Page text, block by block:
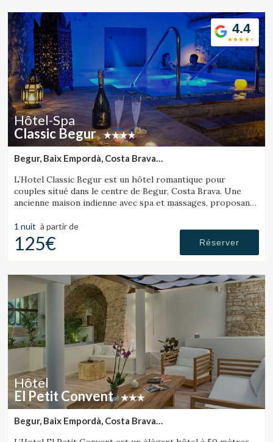
4.4
Hôtel-Spa
Classic Begur
Begur, Baix Empordà, Costa Brava
L’Hotel Classic Begur est un hôtel romantique pour
couples situé dans le centre de Begur, Costa Brava. Une
ancienne maison indienne avec spa et massages, proposant
1 nuit à partir de
125€ Réserver
Hôtel
El Petit Convent
Begur, Baix Empordà, Costa Brava